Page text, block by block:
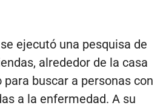
ejecutó una pesquisa de
alrededor de la casa
buscar a personas con
a la enfermedad. A su